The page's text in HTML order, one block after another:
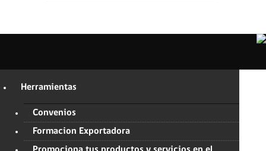
Herramientas
Convenios
Formacion Exportadora